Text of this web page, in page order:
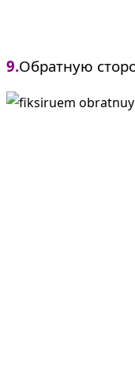
9.Обратную